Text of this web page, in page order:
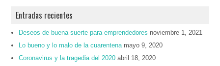
Entradas recientes
Deseos de buena suerte para emprendedores noviembre 1, 2021
Lo bueno y lo malo de la cuarentena mayo 9, 2020
Coronavirus y la tragedia del 2020 abril 18, 2020